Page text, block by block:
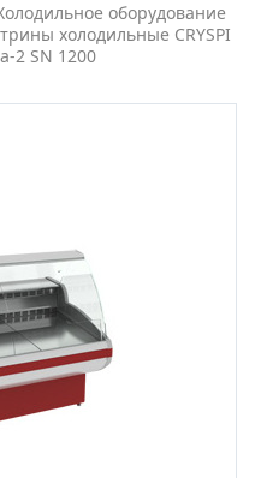
оборудование
холодильные CRYSPI
2 SN 1200